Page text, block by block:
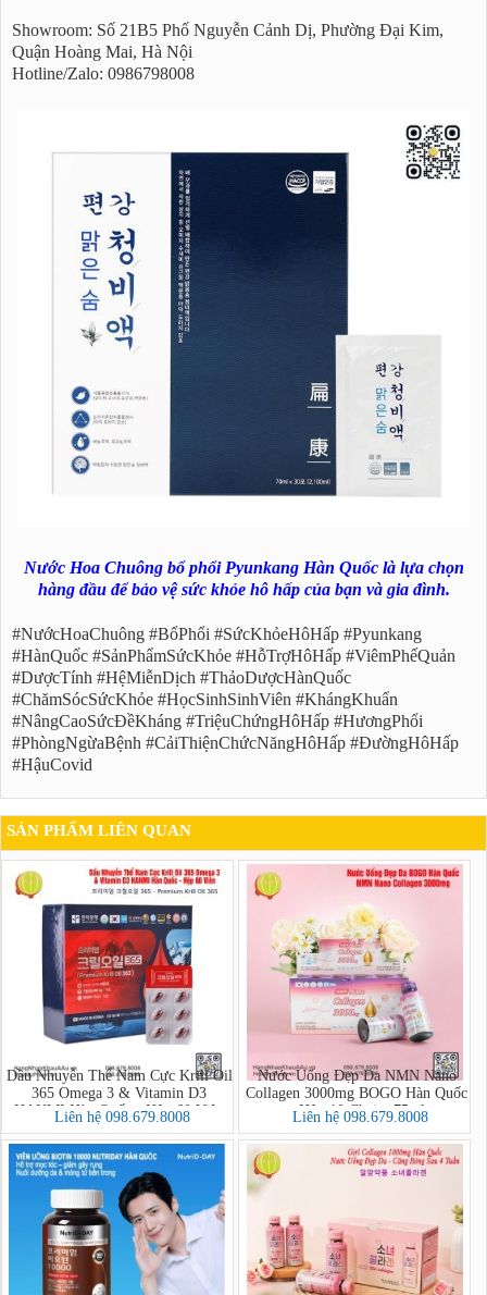
Showroom: Số 21B5 Phố Nguyễn Cảnh Dị, Phường Đại Kim,
Quận Hoàng Mai, Hà Nội
Hotline/Zalo: 0986798008
Nước Hoa Chuông bổ phổi Pyunkang Hàn Quốc là lựa chọn
hàng đầu để bảo vệ sức khỏe hô hấp của bạn và gia đình.
#NướcHoaChuông #BổPhổi #SứcKhỏeHôHấp #Pyunkang
#HànQuốc #SảnPhẩmSứcKhỏe #HỗTrợHôHấp #ViêmPhếQuản
#DượcTính #HệMiễnDịch #ThảoDượcHànQuốc
#ChămSócSứcKhỏe #HọcSinhSinhViên #KhángKhuẩn
#NângCaoSứcĐềKháng #TriệuChứngHôHấp #HươngPhổi
#PhòngNgừaBệnh #CảiThiệnChứcNăngHôHấp #ĐườngHôHấp
#HậuCovid
SẢN PHẨM LIÊN QUAN
Dầu Nhuyễn Thể Nam Cực Krill Oil
365 Omega 3 & Vitamin D3
HANMI Hàn Quốc - Hộp 60 Viên
Liên hệ 098.679.8008
Nước Uống Đẹp Da NMN Nano
Collagen 3000mg BOGO Hàn Quốc
- Hộp 10 Chai x 75ml
Liên hệ 098.679.8008